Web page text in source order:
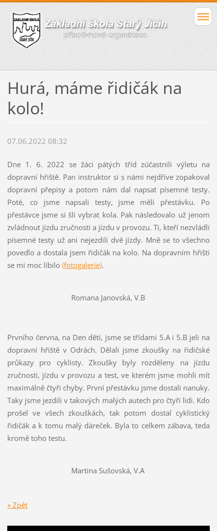
Hurá, máme řidičák na
kolo!
07.06.2022 08:32
Dne 1. 6. 2022 se žáci pátých tříd zúčastnili výletu na
dopravní hřiště. Pan instruktor si s námi nejdříve zopakoval
dopravní přepisy a potom nám dal napsat písemné testy.
Poté, co jsme napsali testy, jsme měli přestávku. Po
přestávce jsme si šli vybrat kola. Pak následovalo už jenom
zvládnout jízdu zručnosti a jízdu v provozu. Ti, kteří nezvládli
písemné testy už ani nejezdili dvě jízdy. Mně se to všechno
povedlo a dostala jsem řidičák na kolo. Na dopravním hřišti
se mi moc líbilo (fotogalerie).
Romana Janovská, V.B
Prvního června, na Den dětí, jsme se třídami 5.A i 5.B jeli na
dopravní hřiště v Odrách. Dělali jsme zkoušky na řidičské
průkazy pro cyklisty. Zkoušky byly rozděleny na jízdu
zručnosti, jízdu v provozu a test, ve kterém jsme mohli mít
maximálně čtyři chyby. První přestávku jsme dostali nanuky.
Taky jsme jezdili v takových malých autech pro čtyři lidi. Kdo
prošel ve všech zkouškách, tak potom dostal cyklistický
řidičák a k tomu malý dáreček. Byla to celkem zábava, teda
kromě toho testu.
Martina Sušovská, V.A
« Zpět